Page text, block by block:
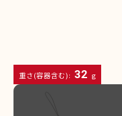
重さ(容器含む): 32 g